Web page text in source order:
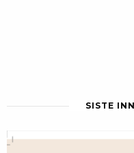
SISTE